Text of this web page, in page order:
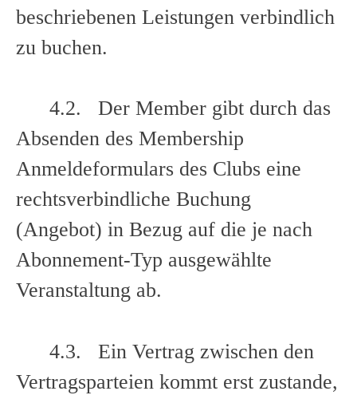
beschriebenen Leistungen verbindlich
zu buchen.
4.2. Der Member gibt durch das
Absenden des Membership
Anmeldeformulars des Clubs eine
rechtsverbindliche Buchung
(Angebot) in Bezug auf die je nach
Abonnement-Typ ausgewählte
Veranstaltung ab.
4.3. Ein Vertrag zwischen den
Vertragsparteien kommt erst zustande,